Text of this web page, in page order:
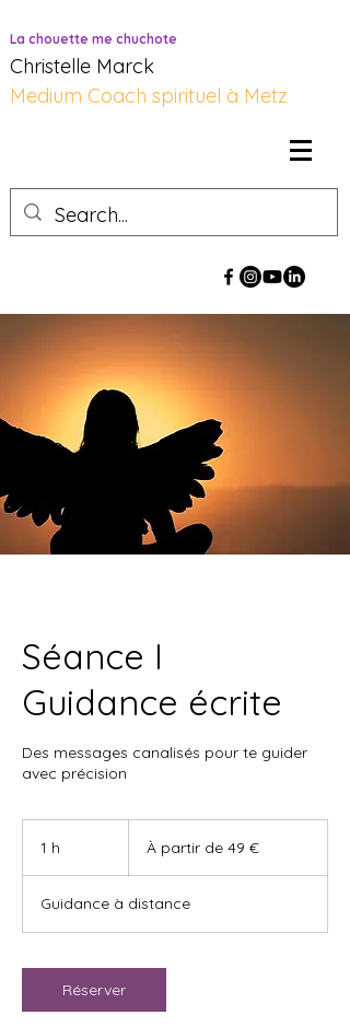
La chouette me chuchote
Christelle Marck
Medium Coach spirituel à Metz
Séance I
Guidance écrite
Des messages canalisés pour te guider
avec précision
1 h
partir
euros
À partir de 49 €
Guidance à distance
Réserver